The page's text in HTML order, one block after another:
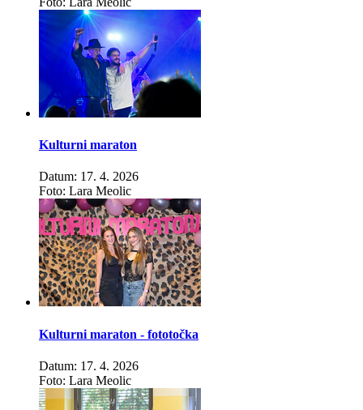
Kulturni maraton
Datum: 17. 4. 2026
Foto: Lara Meolic
Kulturni maraton - fototočka
Datum: 17. 4. 2026
Foto: Lara Meolic